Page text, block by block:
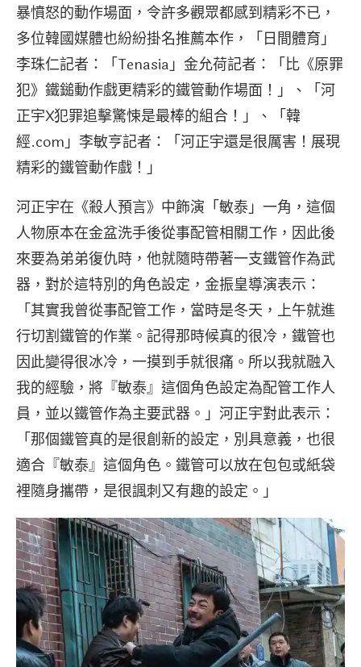
暴憤怒的動作場面，令許多觀眾都感到精彩不已，
多位韓國媒體也紛紛掛名推薦本作，「日間體育」
李珠仁記者：「Tenasia」金允荷記者：「比《原罪
犯》鐵鎚動作戲更精彩的鐵管動作場面！」、「河
正宇X犯罪追擊驚悚是最棒的組合！」、「韓
經.com」李敏亨記者：「河正宇還是很厲害！展現
精彩的鐵管動作戲！」
河正宇在《殺人預言》中飾演「敏泰」一角，這個
人物原本在金盆洗手後從事配管相關工作，因此後
來要為弟弟復仇時，他就隨時帶著一支鐵管作為武
器，對於這特別的角色設定，金振皇導演表示：
「其實我曾從事配管工作，當時是冬天，上午就進
行切割鐵管的作業。記得那時候真的很冷，鐵管也
因此變得很冰冷，一摸到手就很痛。所以我就融入
我的經驗，將『敏泰』這個角色設定為配管工作人
員，並以鐵管作為主要武器。」河正宇對此表示：
「那個鐵管真的是很創新的設定，別具意義，也很
適合『敏泰』這個角色。鐵管可以放在包包或紙袋
裡隨身攜帶，是很諷刺又有趣的設定。」